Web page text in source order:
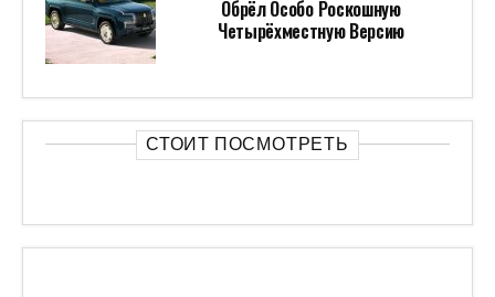
Обрёл Особо Роскошную
Четырёхместную Версию
СТОИТ ПОСМОТРЕТЬ